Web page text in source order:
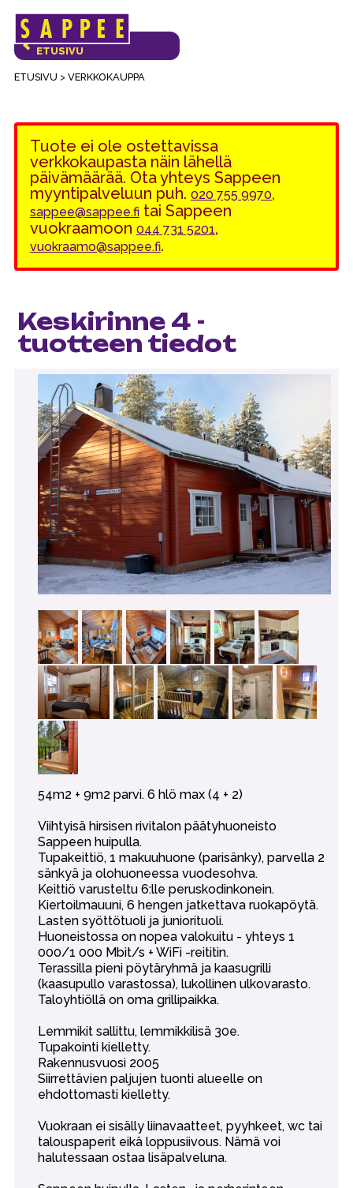
Päävalikko
ETUSIVU > VERKKOKAUPPA
VERKKOKAUPAN
ETUSIVU
Tuote ei ole ostettavissa
verkkokaupasta näin lähellä
päivämäärää. Ota yhteys Sappeen
myyntipalveluun puh. 020 755 9970,
sappee@sappee.fitai Sappeen
vuokraamoon 044 731 5201,
vuokraamo@sappee.fi.
Keskirinne 4 -
tuotteen tiedot
54m2 + 9m2 parvi. 6 hlö max (4 + 2)
Viihtyisä hirsisen rivitalon päätyhuoneisto
Sappeen huipulla.
Tupakeittiö, 1 makuuhuone (parisänky), parvella 2
sänkyä ja olohuoneessa vuodesohva.
Keittiö varusteltu 6:lle peruskodinkonein.
Kiertoilmauuni, 6 hengen jatkettava ruokapöytä.
Lasten syöttötuoli ja juniorituoli.
Huoneistossa on nopea valokuitu - yhteys 1
000/1 000 Mbit/s + WiFi -reititin.
Terassilla pieni pöytäryhmä ja kaasugrilli
(kaasupullo varastossa), lukollinen ulkovarasto.
Taloyhtiöllä on oma grillipaikka.
Lemmikit sallittu, lemmikkilisä 30e.
Tupakointi kielletty.
Rakennusvuosi 2005
Siirrettävien paljujen tuonti alueelle on
ehdottomasti kielletty.
Vuokraan ei sisälly liinavaatteet, pyyhkeet, wc tai
talouspaperit eikä loppusiivous. Nämä voi
halutessaan ostaa lisäpalveluna.